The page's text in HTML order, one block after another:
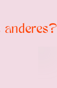
anderes?